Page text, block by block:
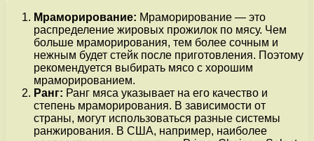
Мраморирование: Мраморирование — это
распределение жировых прожилок по мясу. Чем
больше мраморирования, тем более сочным и
нежным будет стейк после приготовления. Поэтому
рекомендуется выбирать мясо с хорошим
мраморированием.
Ранг: Ранг мяса указывает на его качество и
степень мраморирования. В зависимости от
страны, могут использоваться разные системы
ранжирования. В США, например, наиболее